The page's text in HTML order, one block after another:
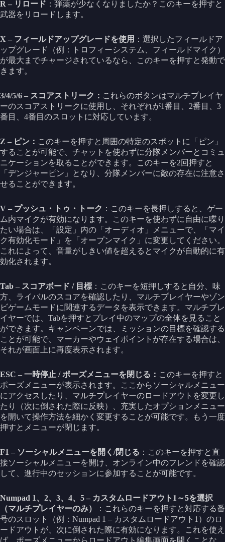
R – リロード ：弾薬が少なくなりましたか？このキーを押すと
武器をリロードします。
X – フィールドアップグレードを使用 ：選択したフィールドア
ップグレード（例：トロフィーシステム、フィールドマイク）
が最大までチャージされているなら、このキーを押すと発動で
きます。
3/4/5/6 – スコアストリーク： これらのボタンはマルチプレイヤ
ーのスコアストリークに使用し、それぞれが1番目、2番目、3
番目、4番目のスロットに対応しています。
Z – ピン： このキーを押すと周囲の特定のスポットに「ピン」
することが可能で、チャットを使わずに分隊メンバーとコミュ
ニケーションを取ることができます。このキーを2回押すと
「デンジャーピン」となり、分隊メンバーに敵の存在に注意さ
せることができます。
V – プッシュ・トゥ・トーク ：このキーを長押しすると、ゲー
ム内マイクが有効になります。このキーを使わずに自由に喋り
たい場合は、「設定」内の「オーディオ」メニューで、「マイ
ク有効化モード」を「オープンマイク」に変更してください。
これによって、音量がしきい値を超えるとマイクが自動的に有
効化されます。
Tab – スコアボード / 目標 ：このキーを短押しすると自分、味
方、ライバルのスコアを確認したり、マルチプレイヤーやゾン
ビゲームモードに関連するデータを表示できます。マルチプレ
イヤーでは、Tabを押すとプレイ中のマップの全体を見ること
ができます。キャンペーンでは、ミッションの目標を確認する
ことが可能で、マーカーやウェイポイントが存在する場合は、
それが画面上に再度表示されます。
ESC – 一時停止 / ポーズメニューを閉じる： このキーを押すと
ポーズメニューが表示されます。ここからソーシャルメニュー
にアクセスしたり、マルチプレイヤーのロードアウトを変更し
たり（次に倒された際に反映）、充実したオプションメニュー
を開いて操作方法を細かく変更することが可能です。もう一度
押すとメニューが閉じます。
F1 – ソーシャルメニューを開く/閉じる ：このキーを押すと直
接ソーシャルメニューを開け、オンライン中のフレンドを確認
して、進行中のセッションに参加することが可能です。
Numpad 1、2、3、4、5 – カスタムロードアウト1～5を選択
（マルチプレイヤーのみ）
：これらのキーを押すと対応する番
号のスロット（例：Numpad 1 – カスタムロードアウト1）のロ
ードアウトが、次に倒された際に有効になります。これを使え
ば、ポーズメニューからロードアウト編集画面を開くことな